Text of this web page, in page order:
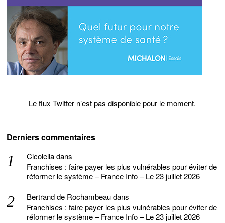
Le flux Twitter n’est pas disponible pour le moment.
Derniers commentaires
Cicolelladans
Franchises : faire payer les plus vulnérables pour éviter de
réformer le système – France Info – Le 23 juillet 2026
Bertrand de Rochambeaudans
Franchises : faire payer les plus vulnérables pour éviter de
réformer le système – France Info – Le 23 juillet 2026